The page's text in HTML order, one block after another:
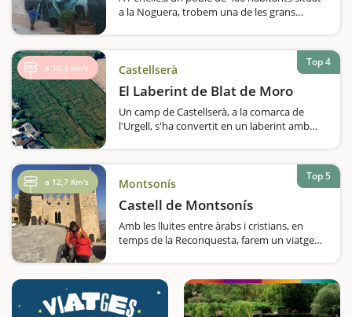
a la Noguera, trobem una de les grans
convertit, des de fa anys, en un atractiu
turístic. El principal reclam…
a 10,3 Km's Castellserà
El Laberint de Blat de Moro
Un camp de Castellserà, a la comarca de
l'Urgell, s'ha convertit en un laberint amb
Si voleu conèixer un laberint ben original…
Top 4
a 12,7 Km's Montsonís
Castell de Montsonís
Amb les lluites entre àrabs i cristians, en
temps de la Reconquesta, farem un viatge
element que encara farà que la visita resulti
més apassionant i misteriosa.Coneixerem…
Top 5